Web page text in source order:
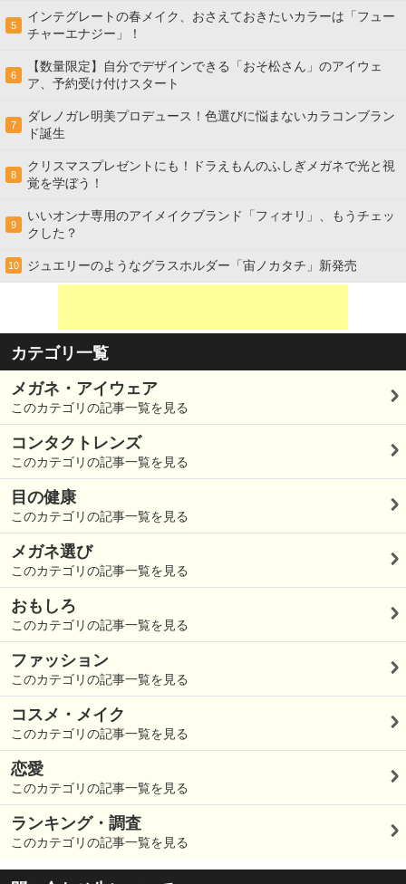
5
インテグレートの春メイク、おさえておきたいカラーは「フュー
チャーエナジー」！
6
【数量限定】自分でデザインできる「おそ松さん」のアイウェ
ア、予約受け付けスタート
7
ダレノガレ明美プロデュース！色選びに悩まないカラコンブラン
ド誕生
8
クリスマスプレゼントにも！ドラえもんのふしぎメガネで光と視
覚を学ぼう！
9
いいオンナ専用のアイメイクブランド「フィオリ」、もうチェッ
クした？
10 ジュエリーのようなグラスホルダー「宙ノカタチ」新発売
カテゴリ一覧
メガネ・アイウェア
このカテゴリの記事一覧を見る
コンタクトレンズ
このカテゴリの記事一覧を見る
目の健康
このカテゴリの記事一覧を見る
メガネ選び
このカテゴリの記事一覧を見る
おもしろ
このカテゴリの記事一覧を見る
ファッション
このカテゴリの記事一覧を見る
コスメ・メイク
このカテゴリの記事一覧を見る
恋愛
このカテゴリの記事一覧を見る
ランキング・調査
このカテゴリの記事一覧を見る